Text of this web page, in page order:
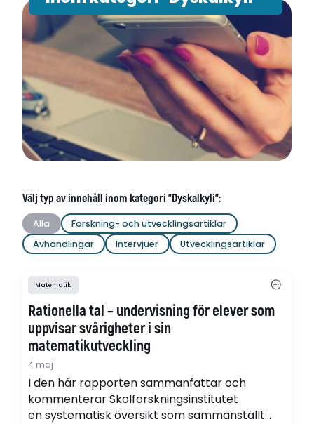
Välj typ av innehåll inom kategori "Dyskalkyli":
Alla
Forskning- och utvecklingsartiklar
Avhandlingar
Intervjuer Utvecklingsartiklar
Matematik
Rationella tal – undervisning för elever som
uppvisar svårigheter i sin
matematikutveckling
4 maj
I den här rapporten sammanfattar och
kommenterar Skolforskningsinstitutet
en systematisk översikt som sammanställt